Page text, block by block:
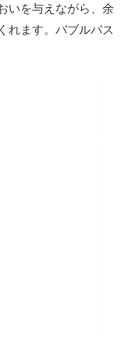
いを与えながら、余
れます。バブルバス